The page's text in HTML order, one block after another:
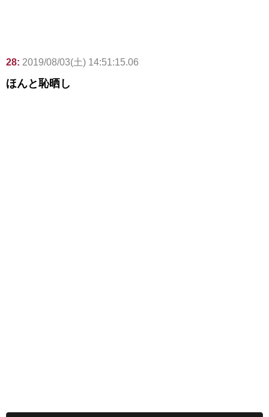
28: 2019/08/03(土) 14:51:15.06
ほんと恥晒し